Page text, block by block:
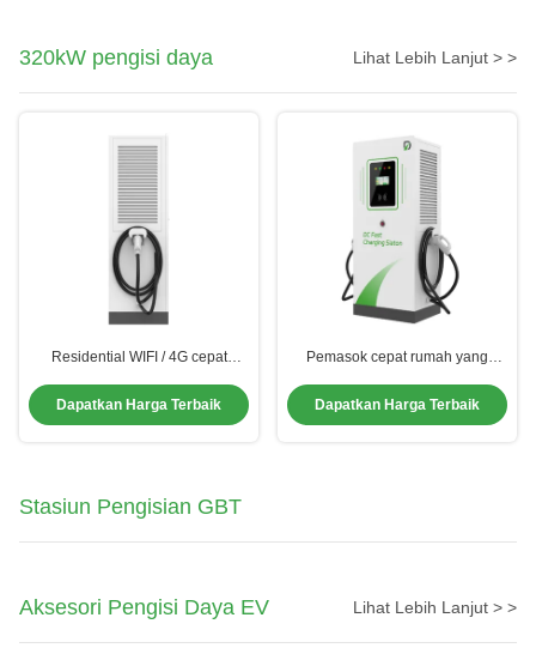
320kW pengisi daya Lihat Lebih Lanjut > >
Residential WIFI / 4G cepat
Power Charging Station Dengan
Senjata Ganda
Dapatkan Harga Terbaik
Pemasok cepat rumah yang
jalan raya truk gudang armada
Dapatkan Harga Terbaik
Stasiun Pengisian GBT
Aksesori Pengisi Daya EV Lihat Lebih Lanjut > >